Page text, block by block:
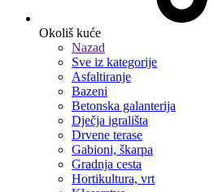
Okoliš kuće
Nazad
Sve iz kategorije
Asfaltiranje
Bazeni
Betonska galanterija
Dječja igrališta
Drvene terase
Gabioni, škarpa
Gradnja cesta
Hortikultura, vrt